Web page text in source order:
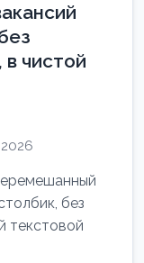
чистой
без
текстовой